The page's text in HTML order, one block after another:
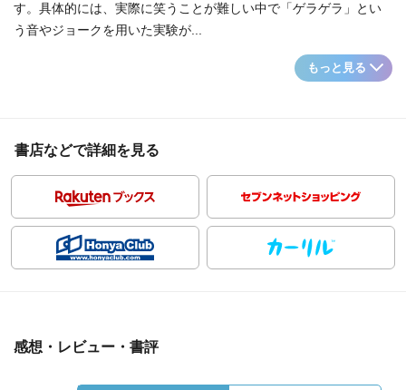
す。具体的には、実際に笑うことが難しい中で「ゲラゲラ」とい
う音やジョークを用いた実験が...
もっと見る
書店などで詳細を見る
感想・レビュー・書評